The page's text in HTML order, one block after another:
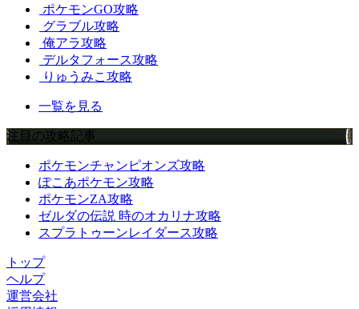
ポケモンGO攻略
グラブル攻略
俺アラ攻略
デルタフォース攻略
りゅうみこ攻略
一覧を見る
注目の攻略記事
ポケモンチャンピオンズ攻略
ぽこあポケモン攻略
ポケモンZA攻略
ゼルダの伝説 時のオカリナ攻略
スプラトゥーンレイダース攻略
トップ
ヘルプ
運営会社